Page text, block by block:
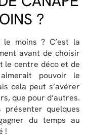
?
moins ? C’est la
avant de choisir
le centre déco et de
pouvoir le
cela peut s’avérer
que pour d’autres.
présenter quelques
du temps au
!